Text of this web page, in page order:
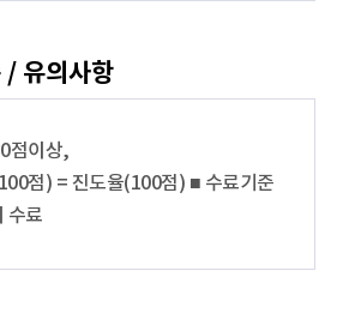
/ 유의사항
점이상,
점) = 진도율(100점) ■ 수료기준
수료